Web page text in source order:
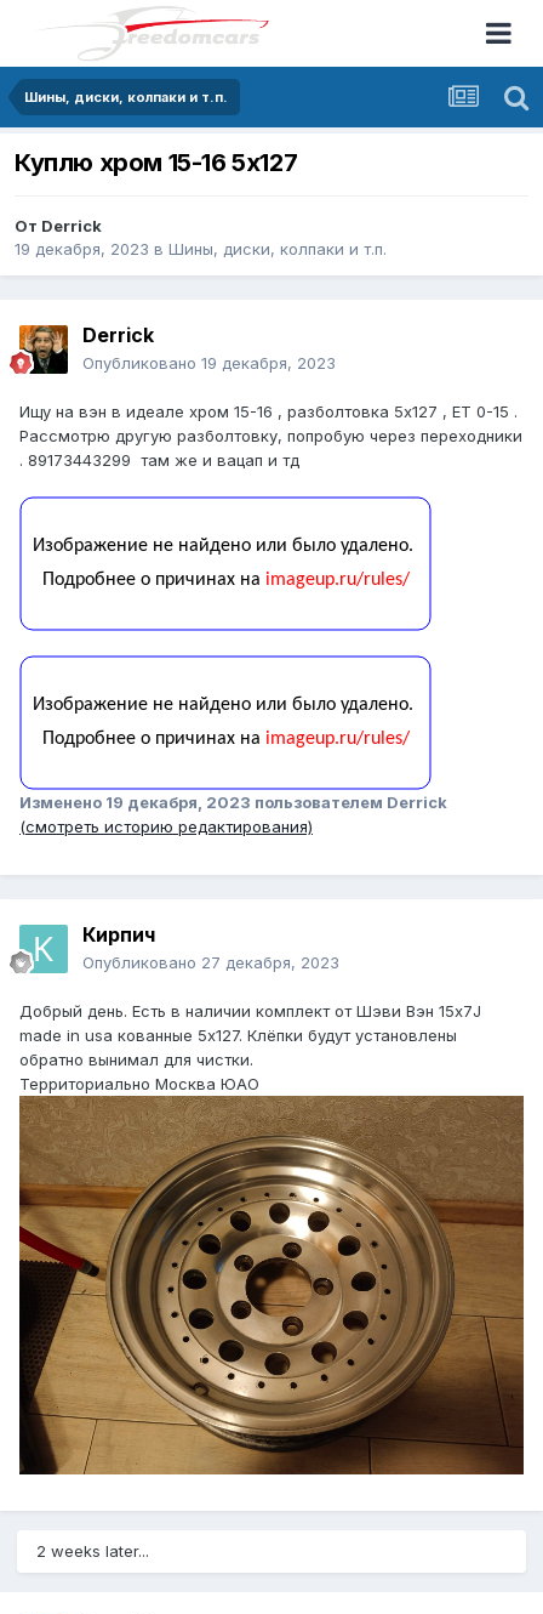
Шины, диски, колпаки и т.п.
Куплю хром 15-16 5х127
От Derrick
19 декабря, 2023 в Шины, диски, колпаки и т.п.
Derrick
Опубликовано 19 декабря, 2023
Ищу на вэн в идеале хром 15-16 , разболтовка 5х127 , ЕТ 0-15 .
Рассмотрю другую разболтовку, попробую через переходники
. 89173443299 там же и вацап и тд
Изменено 19 декабря, 2023 пользователем Derrick
(смотреть историю редактирования)
Кирпич
Опубликовано 27 декабря, 2023
Добрый день. Есть в наличии комплект от Шэви Вэн 15х7J
made in usa кованные 5х127. Клёпки будут установлены
обратно вынимал для чистки.
Территориально Москва ЮАО
2 weeks later...